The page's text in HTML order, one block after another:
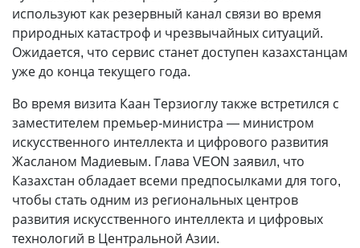
используют как резервный канал связи во время
природных катастроф и чрезвычайных ситуаций.
Ожидается, что сервис станет доступен казахстанцам
уже до конца текущего года.
Во время визита Каан Терзиоглу также встретился с
заместителем премьер-министра — министром
искусственного интеллекта и цифрового развития
Жасланом Мадиевым. Глава VEON заявил, что
Казахстан обладает всеми предпосылками для того,
чтобы стать одним из региональных центров
развития искусственного интеллекта и цифровых
технологий в Центральной Азии.